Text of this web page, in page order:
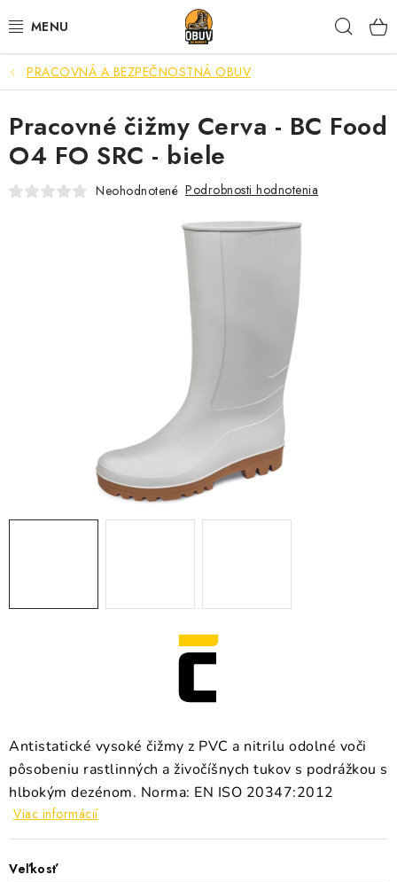
na
PRACOVNÁ A BEZPEČNOSTNÁ OBUV
VOĽNOČASOVÁ OBUV
VÝPREDAJ
IMPREGNÁCIA A OCHRANA
PRACOVNÁ A BEZPEČNOSTNÁ OBUV
Antistatické vysoké čižmy z PVC a nitrilu odolné voči
pôsobeniu rastlinných a živočíšnych tukov s podrážkou s
hlbokým dezénom. Norma: EN ISO 20347:2012
Viac informácií
Veľkosť
Pracovné čižmy Cerva - BC Food
O4 FO SRC - biele
Neohodnotené Podrobnosti hodnotenia